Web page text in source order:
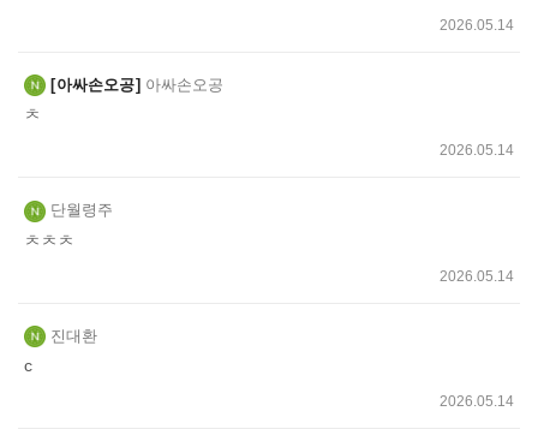
2026.05.14
아싸손오공 아싸손오공
ㅊ
2026.05.14
단월령주
ㅊㅊㅊ
2026.05.14
진대환
c
2026.05.14